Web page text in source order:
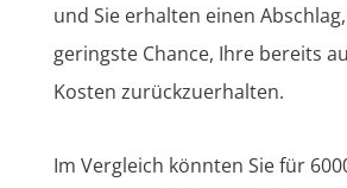
und Sie erhalten einen
geringste Chance, Ihre bereits
Kosten zurückzuerhalten.
Im Vergleich könnten Sie für